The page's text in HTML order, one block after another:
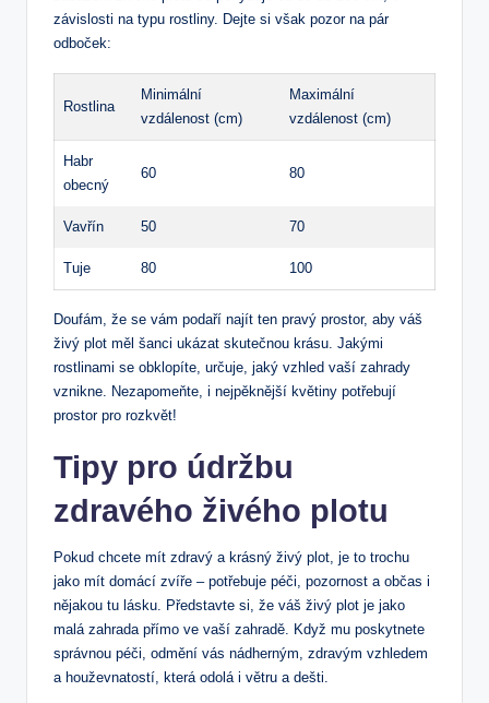
závislosti na typu rostliny. Dejte si však pozor na pár
odboček:
Rostlina
Minimální
vzdálenost (cm)
Maximální
vzdálenost (cm)
Habr
obecný
60 80
Vavřín 50 70
Tuje 80 100
Doufám, že se vám podaří najít ten pravý prostor, aby váš
živý plot měl šanci ukázat skutečnou krásu. Jakými
rostlinami se obklopíte, určuje, jaký vzhled vaší zahrady
vznikne. Nezapomeňte, i nejpěknější květiny potřebují
prostor pro rozkvět!
Tipy pro údržbu
zdravého živého plotu
Pokud chcete mít zdravý a krásný živý plot, je to trochu
jako mít domácí zvíře – potřebuje péči, pozornost a občas i
nějakou tu lásku. Představte si, že váš živý plot je jako
malá zahrada přímo ve vaší zahradě. Když mu poskytnete
správnou péči, odmění vás nádherným, zdravým vzhledem
a houževnatostí, která odolá i větru a dešti.